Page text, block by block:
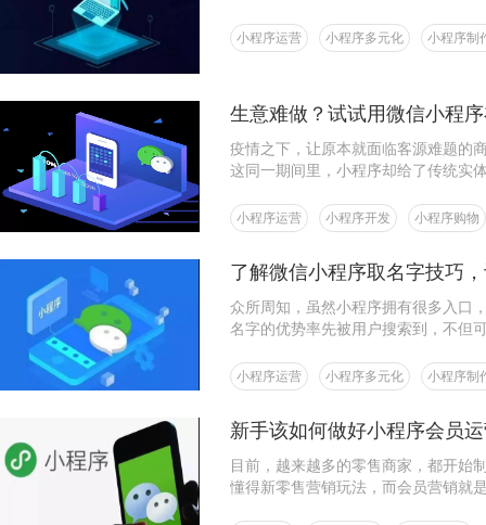
小程序运营 小程序多元化 小程序制
生意难做？试试用微信小程
疫情之下，让原本就面临客源难题的
这同一期间里，小程序却给了传统实
过吗？
小程序运营 小程序开发 小程序购物
了解微信小程序取名字技巧
众所周知，虽然小程序拥有很多入口
名字的优势率先被用户搜索到，不但
小程序运营 小程序多元化 小程序制
新手该如何做好小程序会员
目前，越来越多的零售商家，都开始
懂得新零售营销玩法，而会员营销就